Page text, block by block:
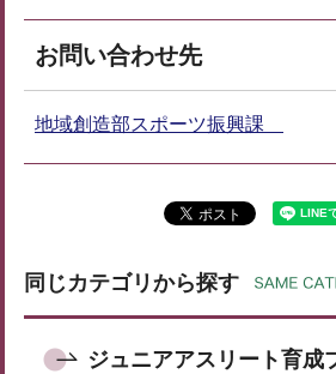
お問い合わせ先
地域創造部スポーツ振興課
同じカテゴリから探す
ジュニアアスリート育成